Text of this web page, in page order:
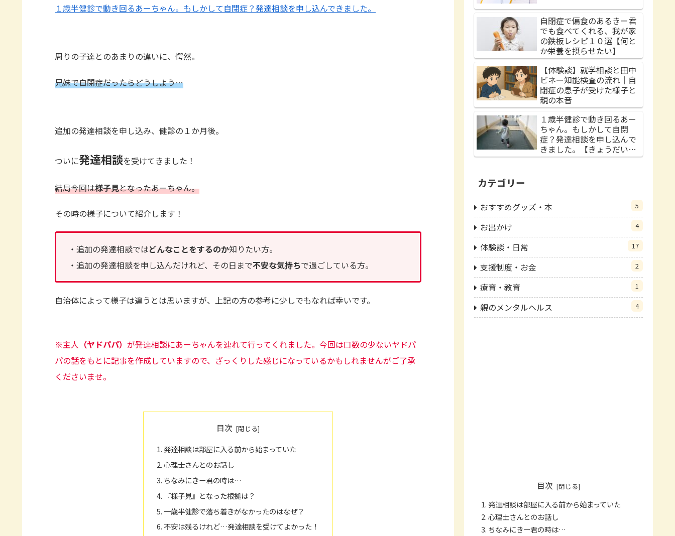
１歳半健診で動き回るあーちゃん。もしかして自閉症？発達相談を申し込んできました。
周りの子達とのあまりの違いに、愕然。
兄妹で自閉症だったらどうしよう…
追加の発達相談を申し込み、健診の１か月後。
ついに発達相談を受けてきました！
結局今回は様子見となったあーちゃん。
その時の様子について紹介します！
・追加の発達相談ではどんなことをするのか知りたい方。
・追加の発達相談を申し込んだけれど、その日まで不安な気持ちで過ごしている方。
自治体によって様子は違うとは思いますが、上記の方の参考に少しでもなれば幸いです。
※主人 （ヤドパパ） が発達相談にあーちゃんを連れて行ってくれました。今回は口数の少ないヤドパ
パの話をもとに記事を作成していますので、ざっくりした感じになっているかもしれませんがご了承
くださいませ。
目次
発達相談は部屋に入る前から始まっていた
心理士さんとのお話し
ちなみにきー君の時は…
『様子見』となった根拠は？
一歳半健診で落ち着きがなかったのはなぜ？
不安は残るけれど…発達相談を受けてよかった！
自閉症で偏食のあるきー君
でも食べてくれる、我が家
の鉄板レシピ１０選【何と
か栄養を摂らせたい】
【体験談】就学相談と田中
ビネー知能検査の流れ｜自
閉症の息子が受けた様子と
親の本音
１歳半健診で動き回るあー
ちゃん。もしかして自閉
症？発達相談を申し込んで
きました。【きょうだい
児】
カテゴリー
おすすめグッズ・本 5
お出かけ 4
体験談・日常 17
支援制度・お金 2
療育・教育 1
親のメンタルヘルス 4
目次
発達相談は部屋に入る前から始まっていた
心理士さんとのお話し
ちなみにきー君の時は…